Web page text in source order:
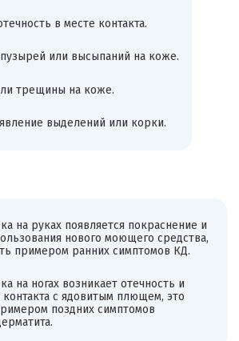
в месте контакта.
или высыпаний на коже.
трещины на коже.
выделений или корки.
на руках появляется покраснение и
нового моющего средства,
примером ранних симптомов КД.
на ногах возникает отечность и
с ядовитым плющем, это
поздних симптомов